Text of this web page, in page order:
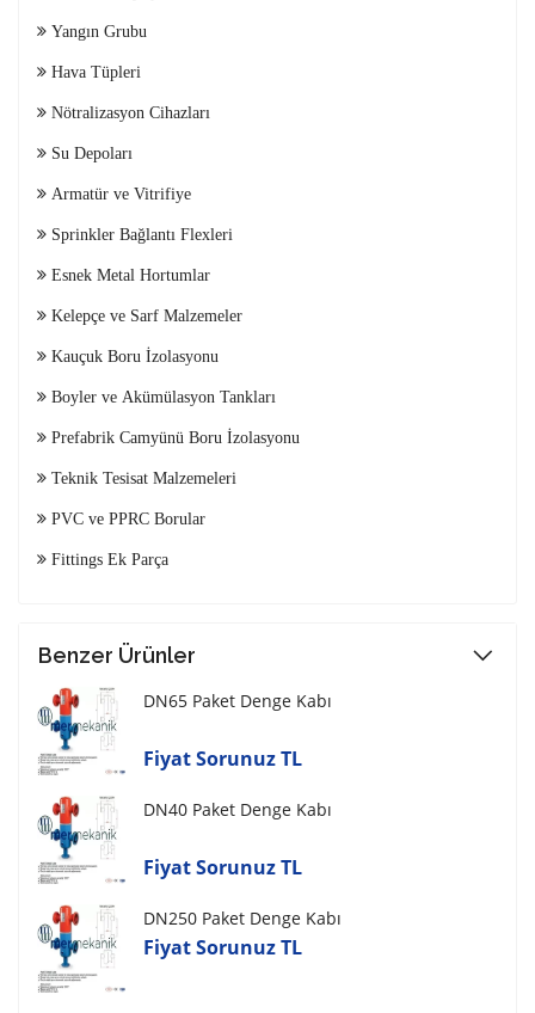
Yangın Grubu
Hava Tüpleri
Nötralizasyon Cihazları
Su Depoları
Armatür ve Vitrifiye
Sprinkler Bağlantı Flexleri
Esnek Metal Hortumlar
Kelepçe ve Sarf Malzemeler
Kauçuk Boru İzolasyonu
Boyler ve Akümülasyon Tankları
Prefabrik Camyünü Boru İzolasyonu
Teknik Tesisat Malzemeleri
PVC ve PPRC Borular
Fittings Ek Parça
Benzer Ürünler
DN65 Paket Denge Kabı
Fiyat Sorunuz TL
DN40 Paket Denge Kabı
Fiyat Sorunuz TL
DN250 Paket Denge Kabı
Fiyat Sorunuz TL